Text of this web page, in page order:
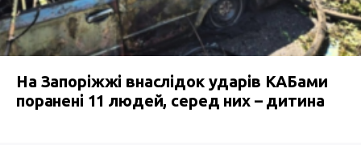
На Запоріжжі внаслідок ударів КАБами
поранені 11 людей, серед них – дитина